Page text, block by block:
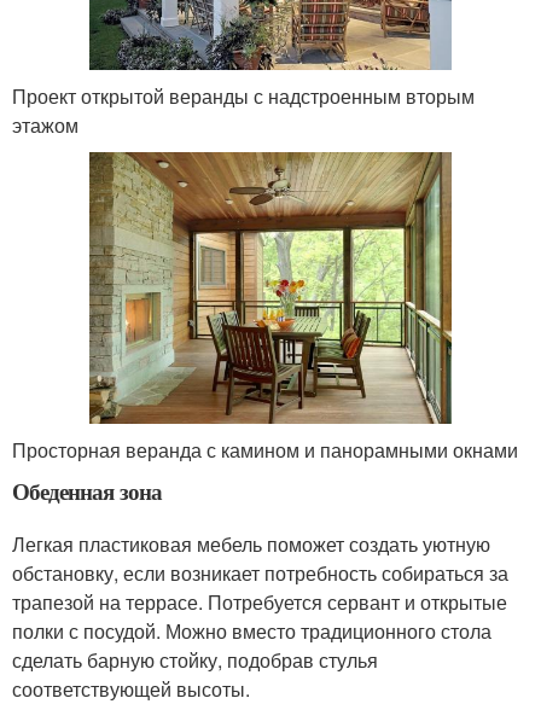
Проект открытой веранды с надстроенным вторым
этажом
Просторная веранда с камином и панорамными окнами
Обеденная зона
Легкая пластиковая мебель поможет создать уютную
обстановку, если возникает потребность собираться за
трапезой на террасе. Потребуется сервант и открытые
полки с посудой. Можно вместо традиционного стола
сделать барную стойку, подобрав стулья
соответствующей высоты.